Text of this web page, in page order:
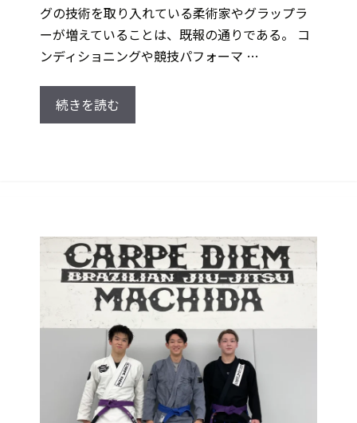
グの技術を取り入れている柔術家やグラップラ
ーが増えていることは、既報の通りである。 コ
ンディショニングや競技パフォーマ …
続きを読む